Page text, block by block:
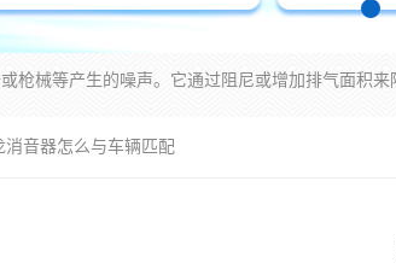
消音器怎么与车辆匹配